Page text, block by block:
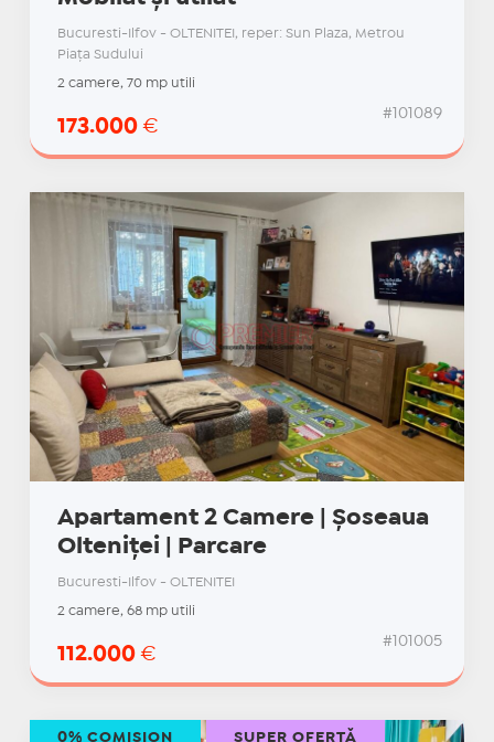
Bucuresti-Ilfov - OLTENITEI, reper: Sun Plaza, Metrou
Piața Sudului
2 camere, 70 mp utili
173.000 €
#101089
Apartament 2 Camere | Șoseaua
Olteniței | Parcare
Bucuresti-Ilfov - OLTENITEI
2 camere, 68 mp utili
112.000 €
#101005
0% COMISION SUPER OFERTĂ